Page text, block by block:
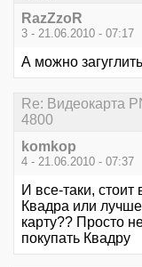
RazZzoR
3 - 21.06.2010 - 07:17
А можно
Re: Видеокарта
4800
komkop
4 - 21.06.2010 - 07:37
И все-таки, стоит
Квадра или
карту?? Просто
покупать Квадру